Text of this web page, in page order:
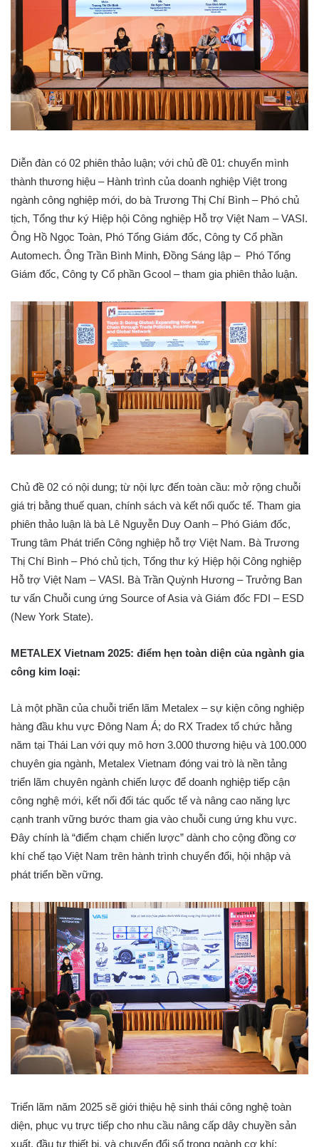
Diễn đàn có 02 phiên thảo luận; với chủ đề 01: chuyển mình
thành thương hiệu – Hành trình của doanh nghiệp Việt trong
ngành công nghiệp mới, do bà Trương Thị Chí Bình – Phó chủ
tịch, Tổng thư ký Hiệp hội Công nghiệp Hỗ trợ Việt Nam – VASI.
Ông Hồ Ngọc Toàn, Phó Tổng Giám đốc, Công ty Cổ phần
Automech. Ông Trần Bình Minh, Đồng Sáng lập – Phó Tổng
Giám đốc, Công ty Cổ phần Gcool – tham gia phiên thảo luận.
Chủ đề 02 có nội dung; từ nội lực đến toàn cầu: mở rộng chuỗi
giá trị bằng thuế quan, chính sách và kết nối quốc tế. Tham gia
phiên thảo luận là bà Lê Nguyễn Duy Oanh – Phó Giám đốc,
Trung tâm Phát triển Công nghiệp hỗ trợ Việt Nam. Bà Trương
Thị Chí Bình – Phó chủ tịch, Tổng thư ký Hiệp hội Công nghiệp
Hỗ trợ Việt Nam – VASI. Bà Trần Quỳnh Hương – Trưởng Ban
tư vấn Chuỗi cung ứng Source of Asia và Giám đốc FDI – ESD
(New York State).
METALEX Vietnam 2025: điểm hẹn toàn diện của ngành gia
công kim loại:
Là một phần của chuỗi triển lãm Metalex – sự kiện công nghiệp
hàng đầu khu vực Đông Nam Á; do RX Tradex tổ chức hằng
năm tại Thái Lan với quy mô hơn 3.000 thương hiệu và 100.000
chuyên gia ngành, Metalex Vietnam đóng vai trò là nền tảng
triển lãm chuyên ngành chiến lược để doanh nghiệp tiếp cận
công nghệ mới, kết nối đối tác quốc tế và nâng cao năng lực
cạnh tranh vững bước tham gia vào chuỗi cung ứng khu vực.
Đây chính là “điểm chạm chiến lược” dành cho cộng đồng cơ
khí chế tạo Việt Nam trên hành trình chuyển đổi, hội nhập và
phát triển bền vững.
Triển lãm năm 2025 sẽ giới thiệu hệ sinh thái công nghệ toàn
diện, phục vụ trực tiếp cho nhu cầu nâng cấp dây chuyền sản
xuất, đầu tư thiết bị, và chuyển đổi số trong ngành cơ khí: